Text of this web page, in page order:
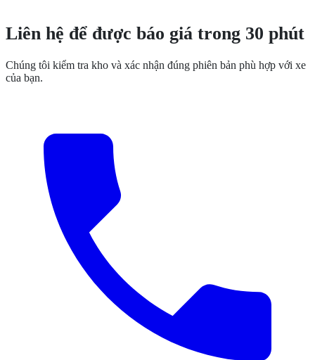
Liên hệ để được báo giá trong 30 phút
Chúng tôi kiểm tra kho và xác nhận đúng phiên bản phù hợp với xe
của bạn.